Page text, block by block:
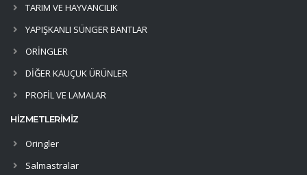
TARIM VE HAYVANCILIK
YAPIŞKANLI SÜNGER BANTLAR
ORİNGLER
DİĞER KAUÇUK ÜRÜNLER
PROFİL VE LAMALAR
HİZMETLERİMİZ
Oringler
Salmastralar